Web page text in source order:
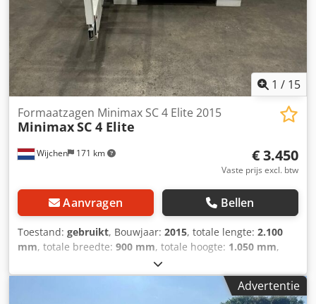
1 / 15
Wijchen 171 km
Formaatzagen Minimax SC 4 Elite 2015
MinimaxSC 4 Elite
€ 3.450
Vaste prijs excl. btw
Aanvragen Bellen
Toestand: gebruikt, Bouwjaar: 2015, totale lengte: 2.100
mm, totale breedte: 900 mm, totale hoogte: 1.050 mm,
Kleur: Wit Gewicht: 250 kg - Bijzonderheden: - └
Omschrijving: Voorritsmotor niet aanwezig - Bouwjaar:
2015 - Documentatie aanwezig: Nee - CE markeringAdvertentie